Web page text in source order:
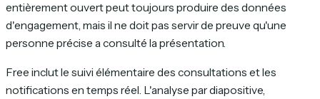
entièrement ouvert peut toujours produire des données
d'engagement, mais il ne doit pas servir de preuve qu'une
personne précise a consulté la présentation.
Free inclut le suivi élémentaire des consultations et les
notifications en temps réel. L'analyse par diapositive,